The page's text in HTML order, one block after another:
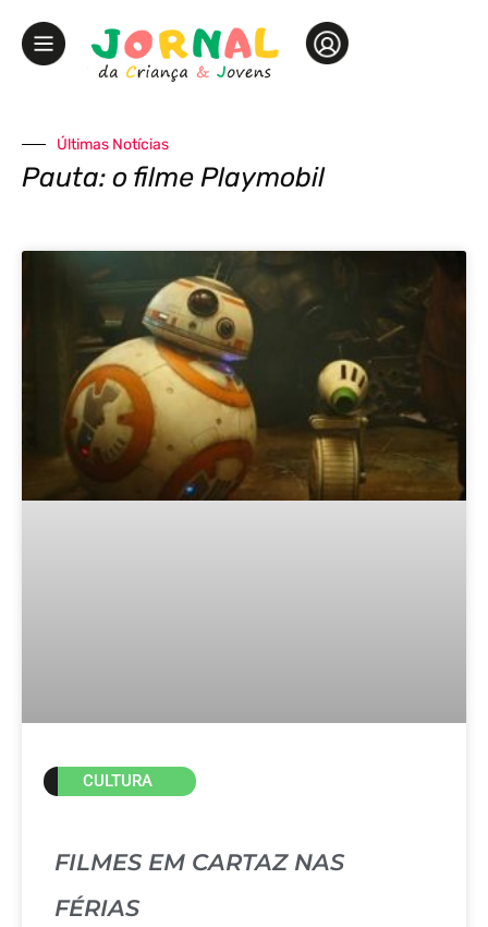
Últimas Notícias
Pauta: o filme Playmobil
CULTURA
FILMES EM CARTAZ NAS
FÉRIAS